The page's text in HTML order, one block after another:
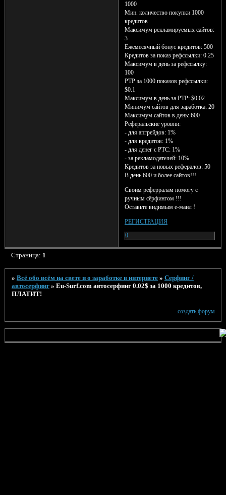
1000
Мин. количество покупки 1000
кредитов
Максимум рекламируемых сайтов:
3
Ежемесячный бонус кредитов: 500
Кредитов за показ рефссылки: 0.25
Максимум в день за рефссылку:
100
PTP за 1000 показов рефссылки:
$0.1
Максимум в день за PTP: $0.02
Минимум сайтов для заработка: 20
Максимум сайтов в день: 600
Реферальские уровни:
- для апгрейдов: 1%
- для кредитов: 1%
- для денег с PTC: 1%
- за рекламодателей: 10%
Кредитов за новых рефералов: 50
В день 600 и более сайтов!!!
Своим реферралам помогу с
ручным сёрфингом !!!
Оставьте видимым е-маил !
РЕГИСТРАЦИЯ
0
Страница: 1
» Всё обо всём на свете и о заработке в интернете » Серфинг /
автосерфинг » Eu-Surf.com автосерфинг 0.02$ за 1000 кредитов,
ПЛАТИТ!
создать форум